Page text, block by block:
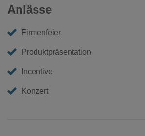
Anlässe
Firmenfeier
Produktpräsentation
Incentive
Konzert